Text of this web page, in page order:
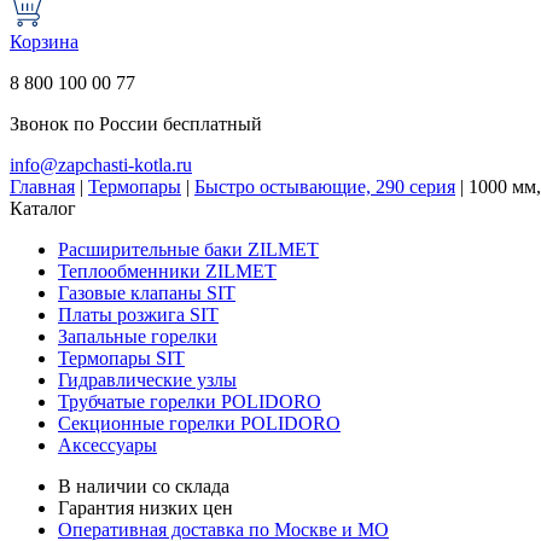
Корзина
8 800 100 00 77
Звонок по России бесплатный
info@zapchasti-kotla.ru
Главная | Термопары | Быстро остывающие, 290 серия | 1000
Каталог
Расширительные баки ZILMET
Теплообменники ZILMET
Газовые клапаны SIT
Платы розжига SIT
Запальные горелки
Термопары SIT
Гидравлические узлы
Трубчатые горелки POLIDORO
Секционные горелки POLIDORO
Аксессуары
В наличии со склада
Гарантия низких цен
Оперативная доставка по Москве и МО